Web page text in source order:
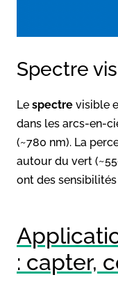
Spectre
Le spectre visible
dans les arcs-en-
(~780 nm). La
autour du vert
ont des
: capter,